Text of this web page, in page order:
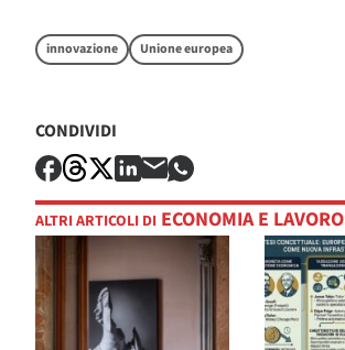
innovazione Unione europea
CONDIVIDI
ALTRI ARTICOLI DI ECONOMIA E LAVORO